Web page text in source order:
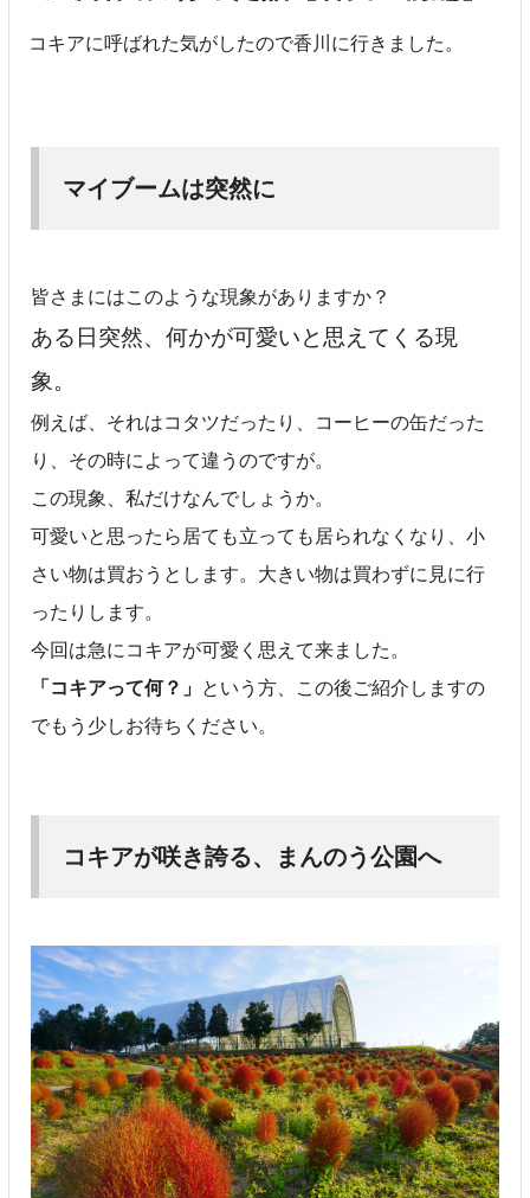
コキアに呼ばれた気がしたので香川に行きました。
マイブームは突然に
皆さまにはこのような現象がありますか？
ある日突然、何かが可愛いと思えてくる現
象。
例えば、それはコタツだったり、コーヒーの缶だった
り、その時によって違うのですが。
この現象、私だけなんでしょうか。
可愛いと思ったら居ても立っても居られなくなり、小
さい物は買おうとします。大きい物は買わずに見に行
ったりします。
今回は急にコキアが可愛く思えて来ました。
「コキアって何？」 という方、この後ご紹介しますの
でもう少しお待ちください。
コキアが咲き誇る、まんのう公園へ